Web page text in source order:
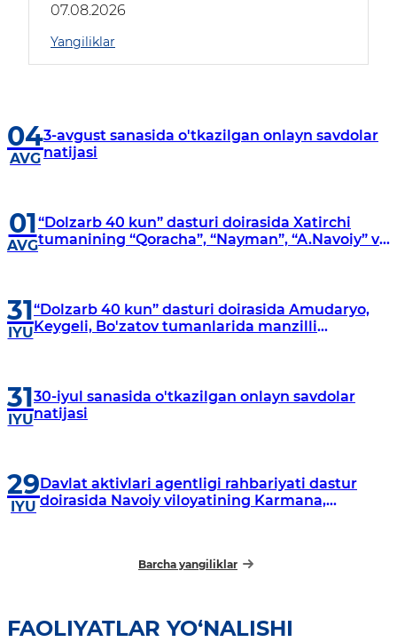
07.08.2026
Yangiliklar
04
AVG
3-avgust sanasida o'tkazilgan onlayn savdolar
natijasi
01
AVG
“Dolzarb 40 kun” dasturi doirasida Xatirchi
tumanining “Qoracha”, “Nayman”, “A.Navoiy” va
31
IYU
“Dolzarb 40 kun” dasturi doirasida Amudaryo,
Keygeli, Bo'zatov tumanlarida manzilli
31
IYU
30-iyul sanasida o'tkazilgan onlayn savdolar
natijasi
29
IYU
Davlat aktivlari agentligi rahbariyati dastur
doirasida Navoiy viloyatining Karmana,
Barcha yangiliklar
FAOLIYATLAR YO‘NALISHI